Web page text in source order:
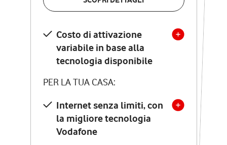
Costo di attivazione
variabile in base alla
tecnologia disponibile
PER LA TUA CASA:
Internet senza limiti, con
la migliore tecnologia
Vodafone
Costo di attivazione
variabile in base alla
tecnologia disponibile
PER LA TUA CASA:
Internet senza limiti, con
la migliore tecnologia
Vodafone
Modem Seven con Wi-Fi 7